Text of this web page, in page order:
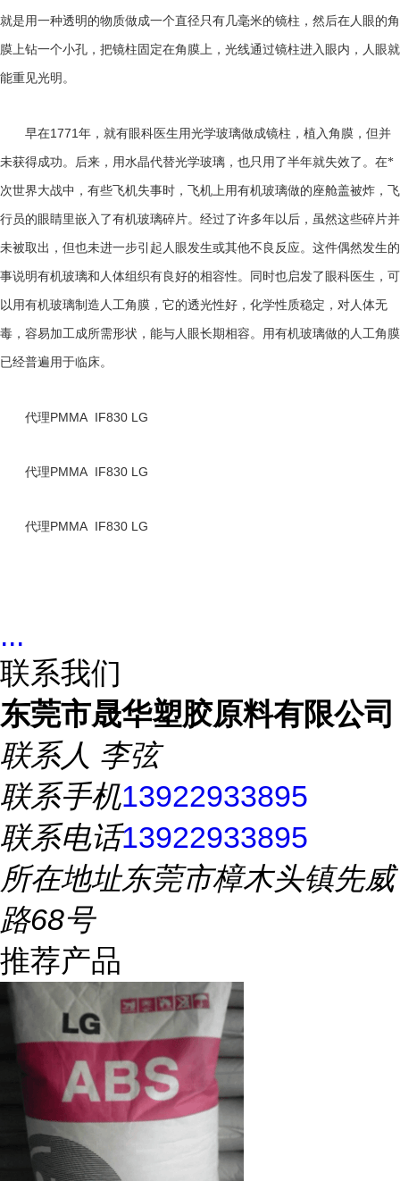
就是用一种透明的物质做成一个直径只有几毫米的镜柱，然后在人眼的角
膜上钻一个小孔，把镜柱固定在角膜上，光线通过镜柱进入眼内，人眼就
能重见光明。
早在1771 年，就有眼科医生用光学玻璃做成镜柱，植入角膜，但并
未获得成功。后来，用水晶代替光学玻璃，也只用了半年就失效了。在*
次世界大战中，有些飞机失事时，飞机上用有机玻璃做的座舱盖被炸，飞
行员的眼睛里嵌入了有机玻璃碎片。经过了许多年以后，虽然这些碎片并
未被取出，但也未进一步引起人眼发生或其他不良反应。这件偶然发生的
事说明有机玻璃和人体组织有良好的相容性。同时也启发了眼科医生，可
以用有机玻璃制造人工角膜，它的透光性好，化学性质稳定，对人体无
毒，容易加工成所需形状，能与人眼长期相容。用有机玻璃做的人工角膜
已经普遍用于临床。
代理PMMA IF830 LG
代理PMMA IF830 LG
代理PMMA IF830 LG
...
联系我们
东莞市晟华塑胶原料有限公司
联系人 李弦
联系手机13922933895
联系电话13922933895
所在地址东莞市樟木头镇先威
路68号
推荐产品